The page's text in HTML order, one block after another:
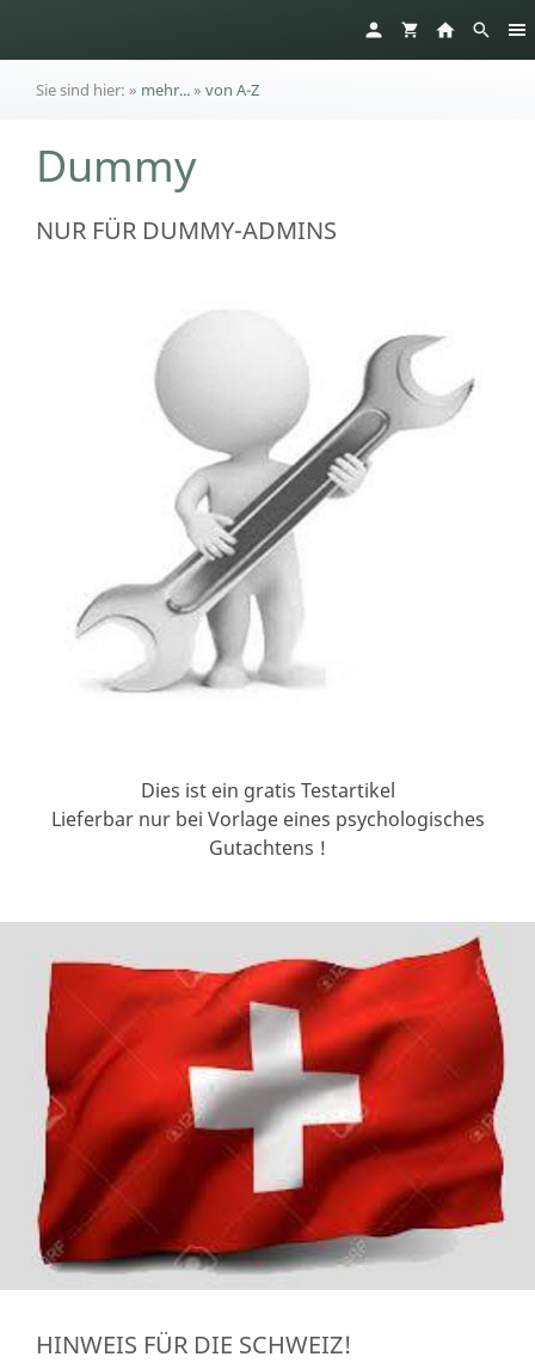
Sie sind hier: » mehr...» von A-Z
Dummy
NUR FÜR DUMMY-ADMINS
Dies ist ein gratis Testartikel
Lieferbar nur bei Vorlage eines psychologisches
Gutachtens !
HINWEIS FÜR DIE SCHWEIZ!